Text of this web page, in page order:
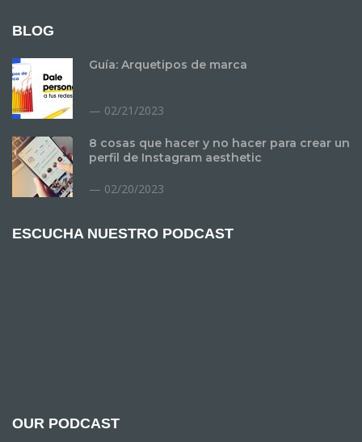
BLOG
Guía: Arquetipos de marca
02/21/2023
8 cosas que hacer y no hacer para crear un
perfil de Instagram aesthetic
02/20/2023
ESCUCHA NUESTRO PODCAST
OUR PODCAST